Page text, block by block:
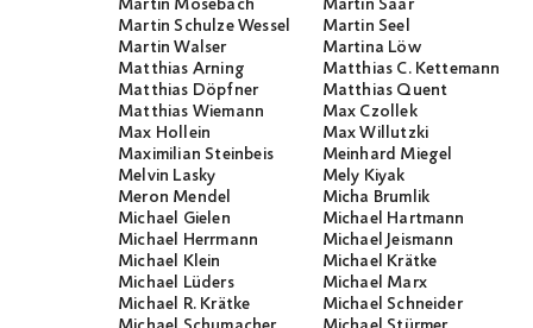
Martin Mosebach
Martin Saar
Martin Schulze Wessel
Martin Seel
Martin Walser
Martina Löw
Matthias Arning
Matthias C. Kettemann
Matthias Döpfner
Matthias Quent
Matthias Wiemann
Max Czollek
Max Hollein
Max Willutzki
Maximilian Steinbeis
Meinhard Miegel
Melvin Lasky
Mely Kiyak
Meron Mendel
Micha Brumlik
Michael Gielen
Michael Hartmann
Michael Herrmann
Michael Jeismann
Michael Klein
Michael Krätke
Michael Lüders
Michael Marx
Michael R. Krätke
Michael Schneider